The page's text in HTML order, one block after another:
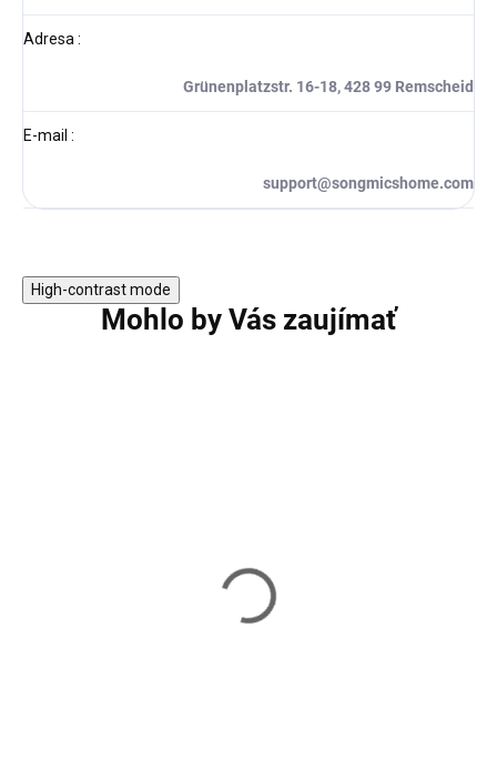
Adresa :
Grünenplatzstr. 16-18, 428 99 Remscheid
E-mail :
support@songmicshome.com
High-contrast mode
Mohlo by Vás zaujímať